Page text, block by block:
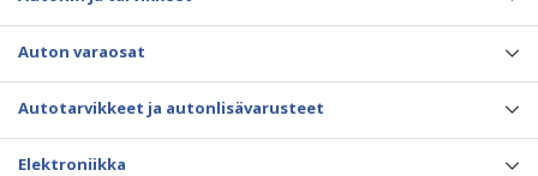
Auton varaosat
Autotarvikkeet ja autonlisävarusteet
Elektroniikka